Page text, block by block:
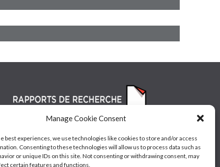
Manage Cookie Consent
best experiences, we use technologies like cookies to store and/or access
Consenting to these technologies will allow us to process data such as
or unique IDs on this site. Not consenting or withdrawing consent, may
certain features and functions.